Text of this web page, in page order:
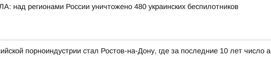
над регионами России уничтожено 480 украинских беспилотников
порноиндустрии стал Ростов-на-Дону, где за последние 10 лет число